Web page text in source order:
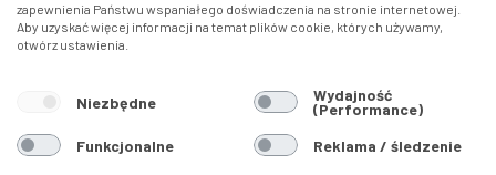
Pamiętaj, że eBony za produkty SIDI dotyczą zakupów w sklepach
SIDI Center, produkty Castelli zakupów w placówkach tworzących
Castelli Center.
zapewnienia Państwu wspaniałego doświadczenia na stronie internetowej.
Aby uzyskać więcej informacji na temat plików cookie, których używamy,
otwórz ustawienia.
Niezbędne Wydajność
(Performance)
Funkcjonalne
Reklama / śledzenie